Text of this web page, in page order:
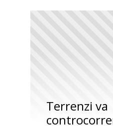
Terrenzi va